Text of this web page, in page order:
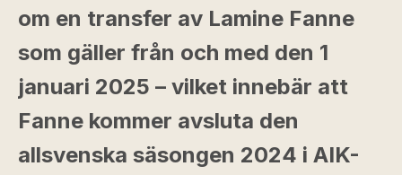
om en transfer av Lamine Fanne
som gäller från och med den 1
januari 2025 – vilket innebär att
Fanne kommer avsluta den
allsvenska säsongen 2024 i AIK-